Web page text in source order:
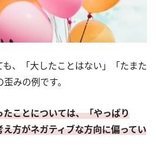
、「大したことはない」「たまた
みの例です。
たことについては、「やっぱり
方がネガティブな方向に偏ってい